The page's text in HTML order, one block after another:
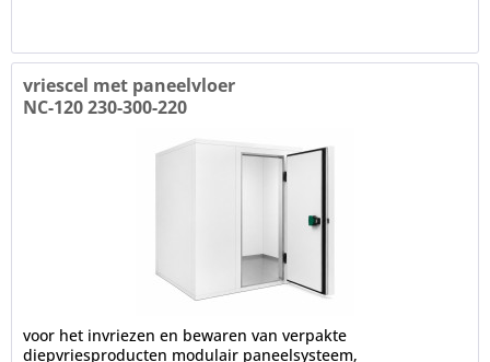
vriescel met paneelvloer
NC-120 230-300-220
voor het invriezen en bewaren van verpakte
diepvriesproducten modulair paneelsysteem,